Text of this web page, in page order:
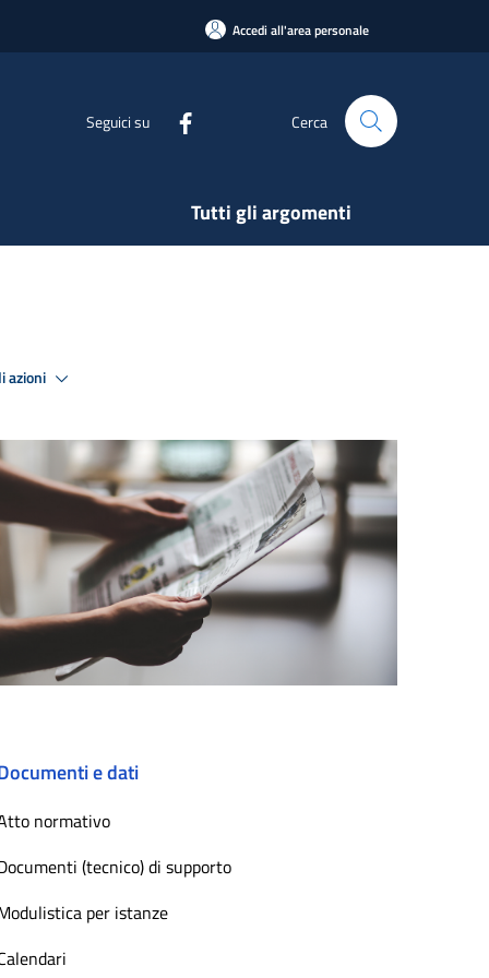
Accedi all'area personale
Seguici su Cerca
Tutti gli argomenti
azioni
e dati
normativo
(tecnico) di supporto
per istanze